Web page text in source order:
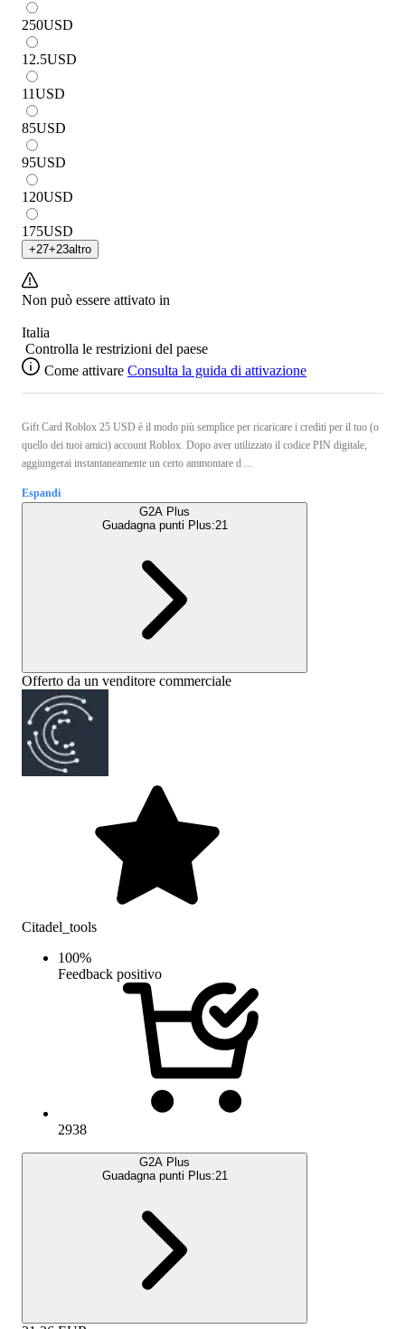
250USD
12.5USD
11USD
85USD
95USD
120USD
175USD
+27+23altro
Non può essere attivato in
Italia
Controlla le restrizioni del paese
Come attivare Consulta la guida di attivazione
Gift Card Roblox 25 USD è il modo più semplice per ricaricare i crediti per il tuo (o
quello dei tuoi amici) account Roblox. Dopo aver utilizzato il codice PIN digitale,
aggiungerai instantaneamente un certo ammontare d ...
Espandi
G2A Plus
Guadagna punti Plus:21
Offerto da un venditore commerciale
Citadel_tools
100%
Feedback positivo
2938
G2A Plus
Guadagna punti Plus:21